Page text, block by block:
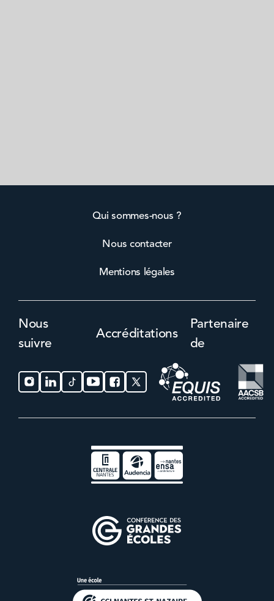
Qui sommes-nous ?
Nous contacter
Mentions légales
Nous
suivre
Accréditations
Partenaire
de